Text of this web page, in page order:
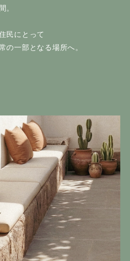
。
民にとって
の一部となる場所へ。